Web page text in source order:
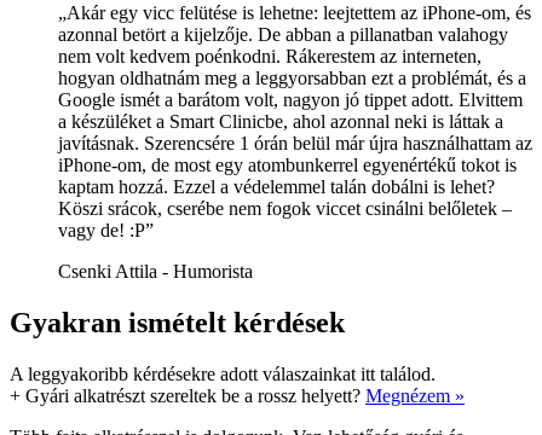
„Akár egy vicc felütése is lehetne: leejtettem az iPhone-om, és
azonnal betört a kijelzője. De abban a pillanatban valahogy
nem volt kedvem poénkodni. Rákerestem az interneten,
hogyan oldhatnám meg a leggyorsabban ezt a problémát, és a
Google ismét a barátom volt, nagyon jó tippet adott. Elvittem
a készüléket a Smart Clinicbe, ahol azonnal neki is láttak a
javításnak. Szerencsére 1 órán belül már újra használhattam az
iPhone-om, de most egy atombunkerrel egyenértékű tokot is
kaptam hozzá. Ezzel a védelemmel talán dobálni is lehet?
Köszi srácok, cserébe nem fogok viccet csinálni belőletek –
vagy de! :P”
Csenki Attila - Humorista
Gyakran ismételt kérdések
A leggyakoribb kérdésekre adott válaszainkat itt találod.
+ Gyári alkatrészt szereltek be a rossz helyett? Megnézem »